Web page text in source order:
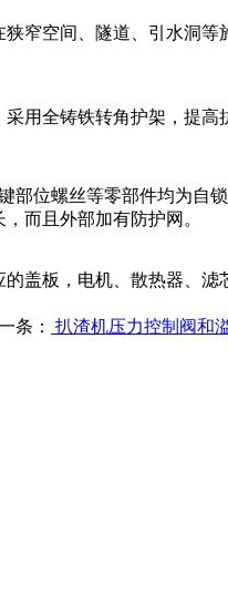
窄空间、隧道、引水洞
用全铸铁转角护架，提
部位螺丝等零部件均为
而且外部加有防护网。
盖板，电机、散热器、
条： 扒渣机压力控制阀和